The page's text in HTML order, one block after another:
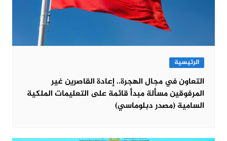
الرئيسية
التعاون في مجال الهجرة.. إعادة القاصرين غير
المرفوقين مسألة مبدأ قائمة على التعليمات الملكية
السامية (مصدر دبلوماسي)